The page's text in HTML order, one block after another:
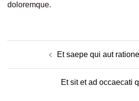
doloremque.
navigatie
Et saepe qui aut
Et sit et ad occaecati